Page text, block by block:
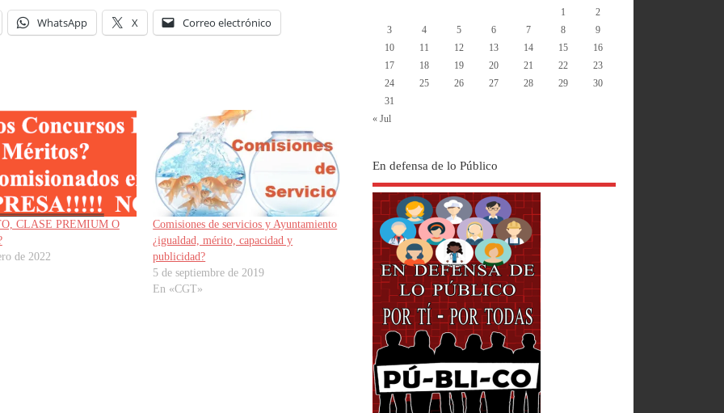
WhatsApp X Correo electrónico
CLASE PREMIUM O
de 2022
Comisiones de servicios y Ayuntamiento
¿igualdad, mérito, capacidad y
publicidad?
5 de septiembre de 2019
En «CGT»
1
2
3
4 5 6 7 8
9
10
11 12 13 14 15
16
17
18 19 20 21 22
23
24
25 26 27 28 29
30
31
« Jul
En defensa de lo Público